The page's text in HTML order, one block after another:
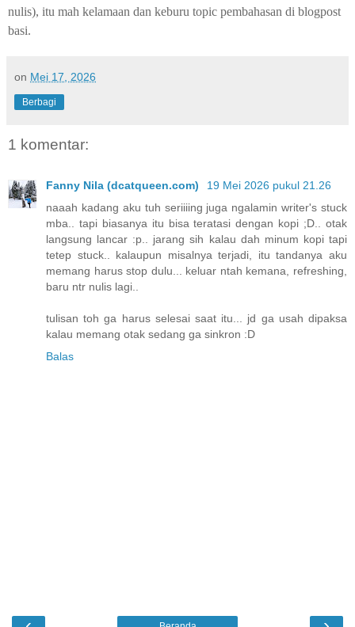
nulis), itu mah kelamaan dan keburu topic pembahasan di blogpost
basi.
on Mei 17, 2026
Berbagi
1 komentar:
Fanny Nila (dcatqueen.com)
19 Mei 2026 pukul 21.26
naaah kadang aku tuh seriiiing juga ngalamin writer's stuck
mba.. tapi biasanya itu bisa teratasi dengan kopi ;D.. otak
langsung lancar :p.. jarang sih kalau dah minum kopi tapi
tetep stuck.. kalaupun misalnya terjadi, itu tandanya aku
memang harus stop dulu... keluar ntah kemana, refreshing,
baru ntr nulis lagi..
tulisan toh ga harus selesai saat itu... jd ga usah dipaksa
kalau memang otak sedang ga sinkron :D
Balas